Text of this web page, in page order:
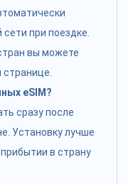
при поездке.
вы можете
странице.
eSIM?
сразу после
Установку лучше
в страну